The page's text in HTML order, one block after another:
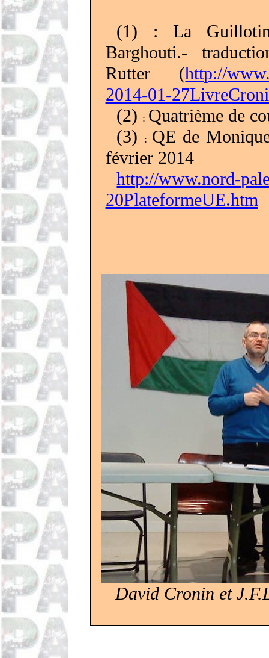
(1) : La
Barghouti.-
Rutter(http://
2014-01-
(2) : Quatrième de
(3)
: QE de
février 2014
http://www.nord-
20PlateformeUE.htm
David Cronin et J.F.